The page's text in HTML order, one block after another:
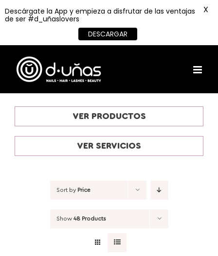
content
VER PRODUCTOS
VER SERVICIOS
Sort by Price
Show 48 Products
Descárgate la App y empieza a disfrutar de las ventajas
de ser #d_uñaslovers
DESCARGAR
X